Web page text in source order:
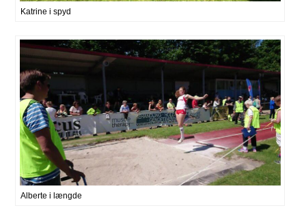
Katrine i spyd
Alberte i længde